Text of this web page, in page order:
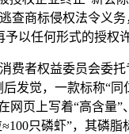
查商标侵权法令义
予以任何形式的授权
者权益委员会委托
发觉，一款标称“同
网页上写着“高含量”
只磷虾”，其磷脂